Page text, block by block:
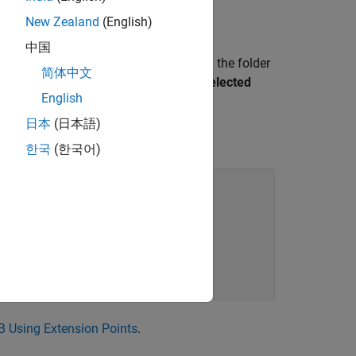
or more labels.
file to the MATLAB path. To add the folder
panel and select
Selected
extension point.
Using Extension Points.
New Zealand (English)
中国
简体中文
English
日本 (日本語)
한국 (한국어)